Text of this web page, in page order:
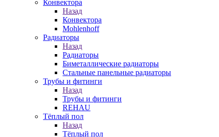
Конвектора
Назад
Конвектора
Mohlenhoff
Радиаторы
Назад
Радиаторы
Биметаллические радиаторы
Стальные панельные радиаторы
Трубы и фитинги
Назад
Трубы и фитинги
REHAU
Тёплый пол
Назад
Тёплый пол